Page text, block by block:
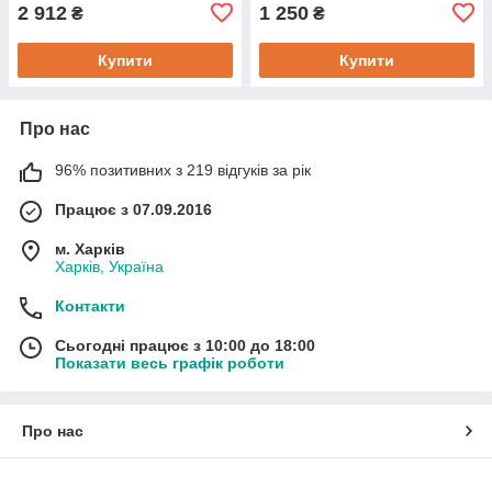
2 912 ₴
Купити
1 250 ₴
Купити
Про нас
96% позитивних з 219 відгуків за рік
Працює з 07.09.2016
м. Харків
Харків, Україна
Контакти
Сьогодні працює з 10:00 до 18:00
Показати весь графік роботи
Про нас